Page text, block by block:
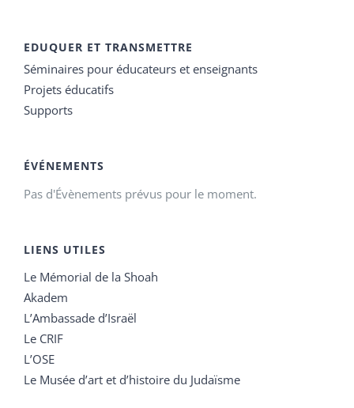
EDUQUER ET TRANSMETTRE
Séminaires pour éducateurs et enseignants
Projets éducatifs
Supports
ÉVÉNEMENTS
Pas d'Évènements prévus pour le moment.
LIENS UTILES
Le Mémorial de la Shoah
Akadem
L’Ambassade d’Israël
Le CRIF
L’OSE
Le Musée d’art et d’histoire du Judaïsme